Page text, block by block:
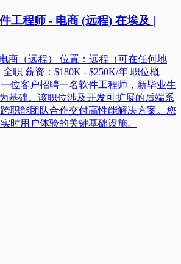
工程师 - 电商 (远程) 在埃及 |
商（远程） 位置：远程（可在任何地
职 薪资：$180K - $250K/年 职位概
位客户招聘一名软件工程师，新毕业生
为基础。该职位涉及开发可扩展的后端系
职能团队合作交付高性能解决方案。您
时用户体验的关键基础设施。